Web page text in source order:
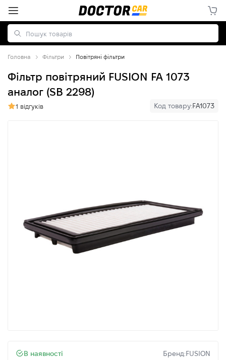
Головна Фільтри Повітряні фільтри
Фільтр повітряний FUSION FA 1073
аналог (SB 2298)
1 відгуків Код товару:FA1073
В наявності Бренд:FUSION